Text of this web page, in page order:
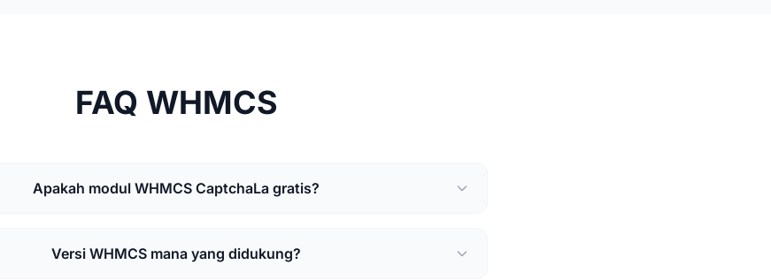
FAQ WHMCS
Apakah modul WHMCS CaptchaLa gratis?
Versi WHMCS mana yang didukung?